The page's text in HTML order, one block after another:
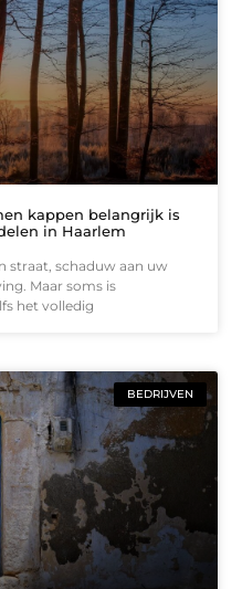
kappen belangrijk is
in Haarlem
straat, schaduw aan uw
Maar soms is
het volledig
BEDRIJVEN